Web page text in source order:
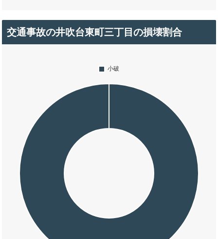
交通事故の井吹台東町三丁目の損壊割合